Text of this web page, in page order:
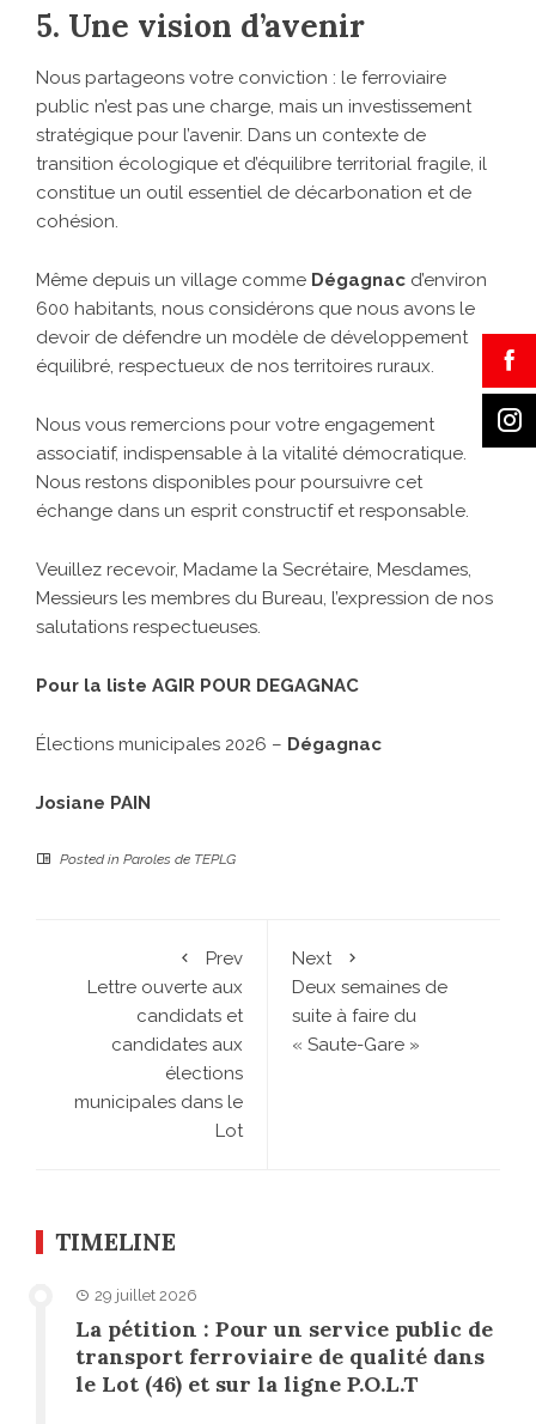
5. Une vision d’avenir
Nous partageons votre conviction : le ferroviaire
public n’est pas une charge, mais un investissement
stratégique pour l’avenir. Dans un contexte de
transition écologique et d’équilibre territorial fragile, il
constitue un outil essentiel de décarbonation et de
cohésion.
Même depuis un village comme Dégagnac d’environ
600 habitants, nous considérons que nous avons le
devoir de défendre un modèle de développement
équilibré, respectueux de nos territoires ruraux.
Nous vous remercions pour votre engagement
associatif, indispensable à la vitalité démocratique.
Nous restons disponibles pour poursuivre cet
échange dans un esprit constructif et responsable.
Veuillez recevoir, Madame la Secrétaire, Mesdames,
Messieurs les membres du Bureau, l’expression de nos
salutations respectueuses.
Pour la liste AGIR POUR DEGAGNAC
Élections municipales 2026 – Dégagnac
Josiane PAIN
Posted in Paroles de TEPLG
Prev
Lettre ouverte aux
candidats et
candidates aux
élections
municipales dans le
Lot
Next
Deux semaines de
suite à faire du
« Saute-Gare »
TIMELINE
29 juillet 2026
La pétition : Pour un service public de
transport ferroviaire de qualité dans
le Lot (46) et sur la ligne P.O.L.T